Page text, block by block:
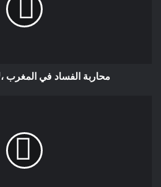
سنة .كلام لا يصدقه العقل والمنطق
مكونات الشعب في المجتمع الدنماركي
فريدريكسون بقولها بأنها قررت كرئيسة
استهداف الحزب الإشتراكي الديمقراطي
لها من الصحة ،وهدفه هودفع أكبر عدد
سحب ثقتهم من الحزب الإشتراكي
محاربة الفساد في المغرب